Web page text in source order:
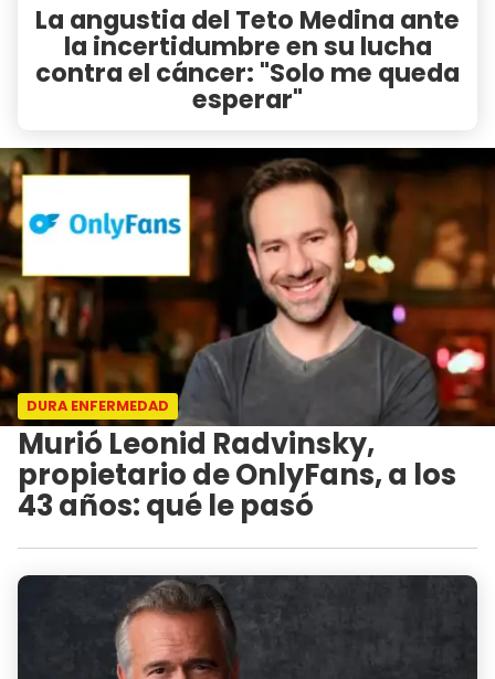
La angustia del Teto Medina ante
la incertidumbre en su lucha
contra el cáncer: "Solo me queda
esperar"
DURA ENFERMEDAD
Murió Leonid Radvinsky,
propietario de OnlyFans, a los
43 años: qué le pasó